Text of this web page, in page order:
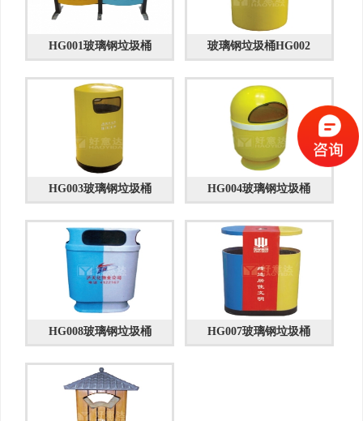
HG001玻璃钢垃圾桶 玻璃钢垃圾桶HG002
HG003玻璃钢垃圾桶 HG004玻璃钢垃圾桶
HG008玻璃钢垃圾桶 HG007玻璃钢垃圾桶